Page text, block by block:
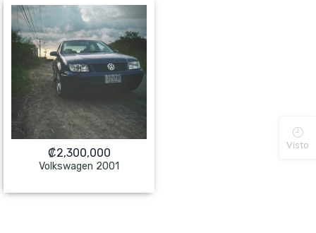
₡2,300,000
Volkswagen 2001
Visto